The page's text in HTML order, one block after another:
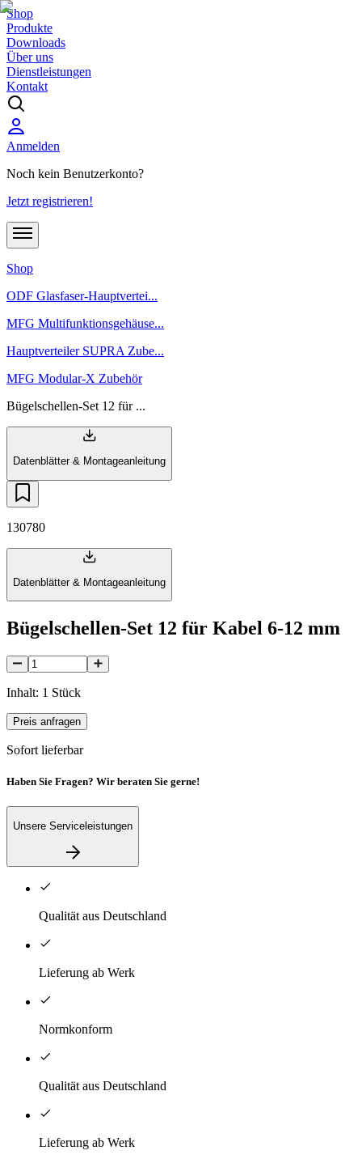
Shop
Produkte
Downloads
Über uns
Dienstleistungen
Kontakt
Anmelden
Noch kein Benutzerkonto?
Jetzt registrieren!
Shop
ODF Glasfaser-Hauptvertei...
MFG Multifunktionsgehäuse...
Hauptverteiler SUPRA Zube...
MFG Modular-X Zubehör
Bügelschellen-Set 12 für ...
Datenblätter & Montageanleitung
130780
Datenblätter & Montageanleitung
Bügelschellen-Set 12 für Kabel 6-12 mm
Inhalt: 1 Stück
Preis anfragen
Sofort lieferbar
Haben Sie Fragen? Wir beraten Sie gerne!
Unsere Serviceleistungen
Qualität aus Deutschland
Lieferung ab Werk
Normkonform
Qualität aus Deutschland
Lieferung ab Werk